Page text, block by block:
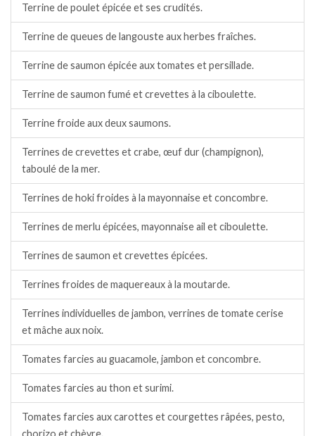
Terrine de poulet épicée et ses crudités.
Terrine de queues de langouste aux herbes fraîches.
Terrine de saumon épicée aux tomates et persillade.
Terrine de saumon fumé et crevettes à la ciboulette.
Terrine froide aux deux saumons.
Terrines de crevettes et crabe, œuf dur (champignon),
taboulé de la mer.
Terrines de hoki froides à la mayonnaise et concombre.
Terrines de merlu épicées, mayonnaise ail et ciboulette.
Terrines de saumon et crevettes épicées.
Terrines froides de maquereaux à la moutarde.
Terrines individuelles de jambon, verrines de tomate cerise
et mâche aux noix.
Tomates farcies au guacamole, jambon et concombre.
Tomates farcies au thon et surimi.
Tomates farcies aux carottes et courgettes râpées, pesto,
chorizo et chèvre.